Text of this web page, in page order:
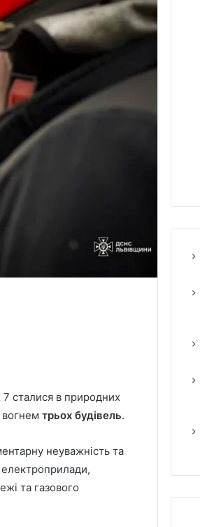
сталися в природних
вогнем трьох будівель.
неуважність та
та газового